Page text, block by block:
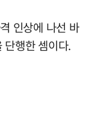
인상에 나선 바
단행한 셈이다.